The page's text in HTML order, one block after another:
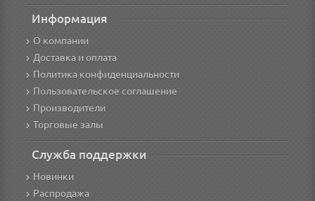
Информация
О компании
Доставка и оплата
Политика конфиденциальности
Пользовательское соглашение
Производители
Торговые залы
Служба поддержки
Новинки
Распродажа